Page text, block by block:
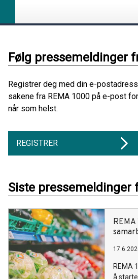
Følg pressemeldinger
Registrer deg med din e-
sakene fra REMA 1000 på e-post
når som helst.
REGISTRER
Siste pressemeldinger
REMA
å